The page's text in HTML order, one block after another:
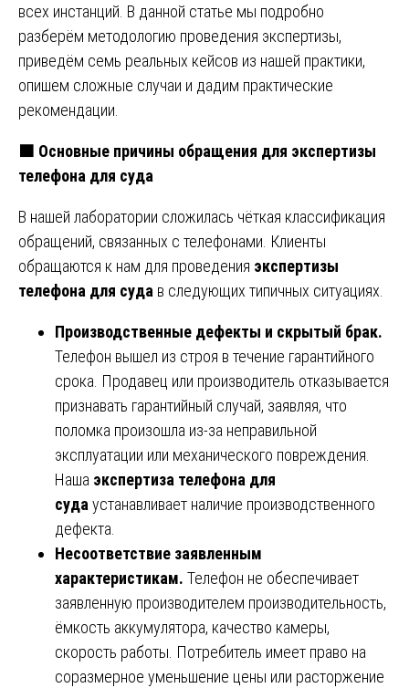
всех инстанций. В данной статье мы подробно
разберём методологию проведения экспертизы,
приведём семь реальных кейсов из нашей практики,
опишем сложные случаи и дадим практические
рекомендации.
🟧 Основные причины обращения для экспертизы
телефона для суда
В нашей лаборатории сложилась чёткая классификация
обращений, связанных с телефонами. Клиенты
обращаются к нам для проведения экспертизы
телефона для суда в следующих типичных ситуациях.
Производственные дефекты и скрытый брак.
Телефон вышел из строя в течение гарантийного
срока. Продавец или производитель отказывается
признавать гарантийный случай, заявляя, что
поломка произошла из-за неправильной
эксплуатации или механического повреждения.
Наша экспертиза телефона для
суда устанавливает наличие производственного
дефекта.
Несоответствие заявленным
характеристикам. Телефон не обеспечивает
заявленную производителем производительность,
ёмкость аккумулятора, качество камеры,
скорость работы. Потребитель имеет право на
соразмерное уменьшение цены или расторжение